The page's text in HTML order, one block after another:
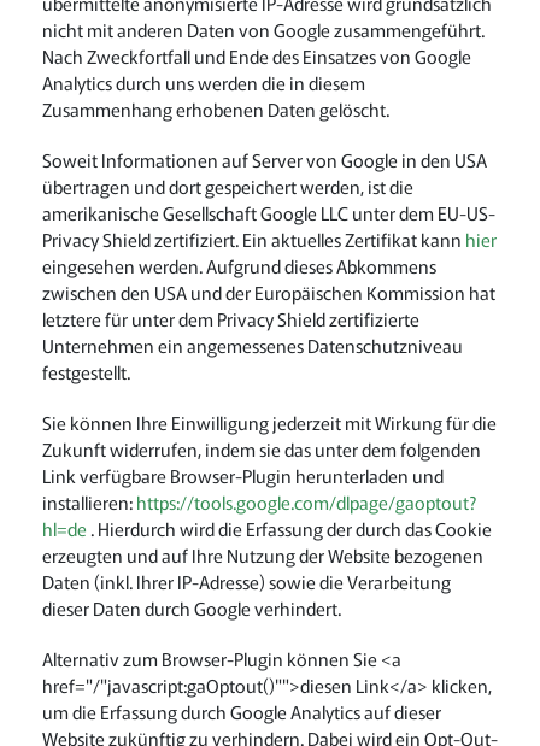
nicht mit anderen Daten von Google zusammengeführt.
Nach Zweckfortfall und Ende des Einsatzes von Google
Analytics durch uns werden die in diesem
Zusammenhang erhobenen Daten gelöscht.
Soweit Informationen auf Server von Google in den USA
übertragen und dort gespeichert werden, ist die
amerikanische Gesellschaft Google LLC unter dem EU-US-
Privacy Shield zertifiziert. Ein aktuelles Zertifikat kann hier
eingesehen werden. Aufgrund dieses Abkommens
zwischen den USA und der Europäischen Kommission hat
letztere für unter dem Privacy Shield zertifizierte
Unternehmen ein angemessenes Datenschutzniveau
festgestellt.
Sie können Ihre Einwilligung jederzeit mit Wirkung für die
Zukunft widerrufen, indem sie das unter dem folgenden
Link verfügbare Browser-Plugin herunterladen und
installieren:https://tools.google.com/dlpage/gaoptout?
hl=de. Hierdurch wird die Erfassung der durch das Cookie
erzeugten und auf Ihre Nutzung der Website bezogenen
Daten (inkl. Ihrer IP-Adresse) sowie die Verarbeitung
dieser Daten durch Google verhindert.
Alternativ zum Browser-Plugin können Sie <a
href="/"javascript:gaOptout()"">diesen Link</a> klicken,
um die Erfassung durch Google Analytics auf dieser
Website zukünftig zu verhindern. Dabei wird ein Opt-Out-